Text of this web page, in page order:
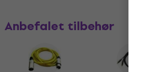
Anbefalet tilbehør